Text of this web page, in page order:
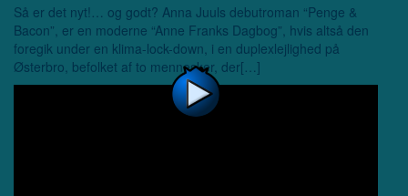
Så er det nyt!… og godt? Anna Juuls debutroman “Penge &
Bacon”, er en moderne “Anne Franks Dagbog”, hvis altså den
foregik under en klima-lock-down, i en duplexlejlighed på
Østerbro, befolket af to mennesker, der[…]